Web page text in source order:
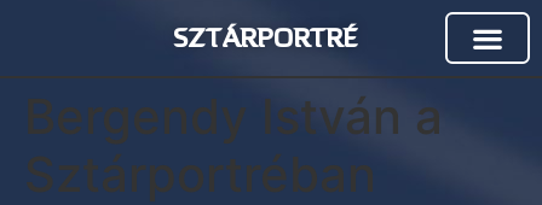
SZTÁRPORTRÉ
Bergendy István a
Sztárportréban